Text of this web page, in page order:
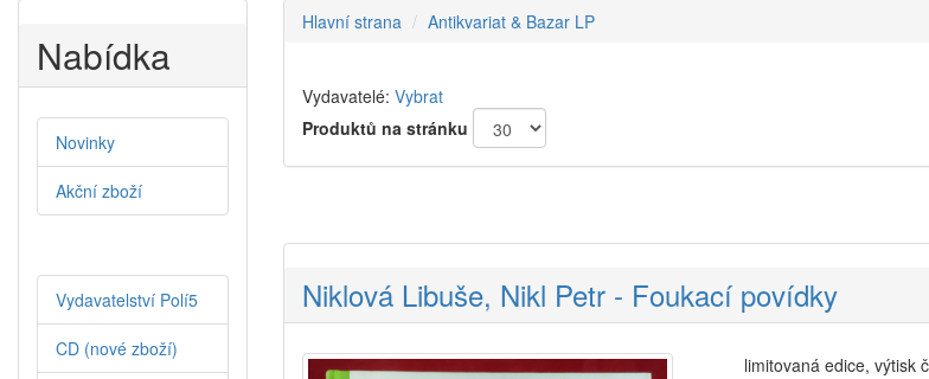
Hlavní strana Antikvariat & Bazar LP
Vydavatelé: Vybrat
Produktů na stránku
Niklová Libuše, Nikl Petr - Foukací povídky
limitovaná edice, výtisk
Nabídka
Novinky
Akční zboží
Vydavatelství Polí5
CD (nové zboží)